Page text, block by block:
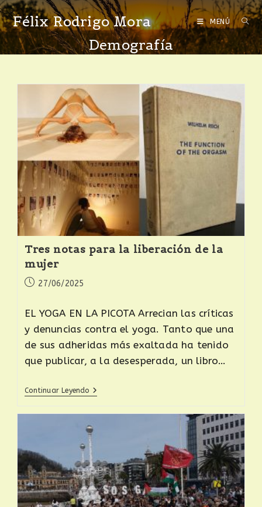
Félix Rodrigo Mora MENÚ
Demografía
Tres notas para la liberación de la
mujer
27/06/2025
EL YOGA EN LA PICOTA Arrecian las críticas
y denuncias contra el yoga. Tanto que una
de sus adheridas más exaltada ha tenido
que publicar, a la desesperada, un libro…
Continuar Leyendo